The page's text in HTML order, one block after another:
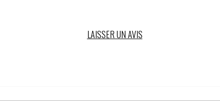
LAISSER UN AVIS